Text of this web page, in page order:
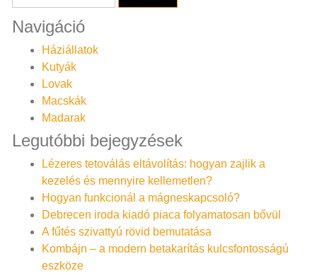
Navigáció
Háziállatok
Kutyák
Lovak
Macskák
Madarak
Legutóbbi bejegyzések
Lézeres tetoválás eltávolítás: hogyan zajlik a
kezelés és mennyire kellemetlen?
Hogyan funkcionál a mágneskapcsoló?
Debrecen iroda kiadó piaca folyamatosan bővül
A fűtés szivattyú rövid bemutatása
Kombájn – a modern betakarítás kulcsfontosságú
eszköze